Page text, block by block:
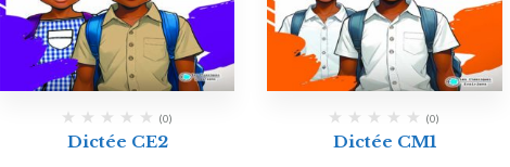
(0)
Dictée CE2
(0)
Dictée CM1